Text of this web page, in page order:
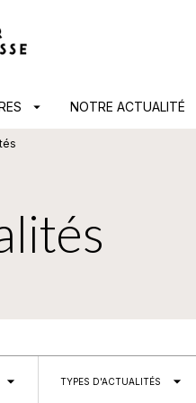
arrow_drop_down NOTRE ACTUALITÉ
arrow_drop_down TYPES D'ACTUALITÉS arrow_drop_down